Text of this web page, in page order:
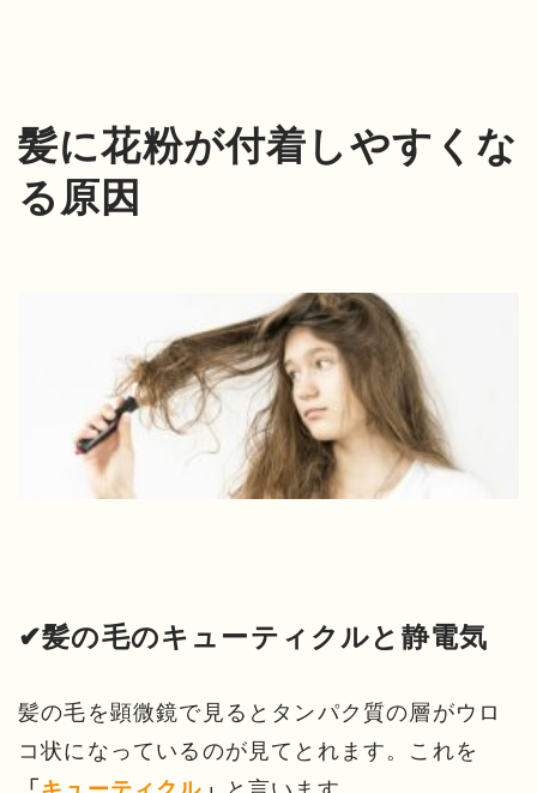
髪に花粉が付着しやすくな
る原因
✔髪の毛のキューティクルと静電気
髪の毛を顕微鏡で見るとタンパク質の層がウロ
コ状になっているのが見てとれます。これを